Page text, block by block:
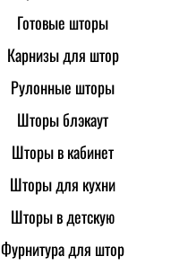
Готовые шторы
Карнизы для штор
Рулонные шторы
Шторы блэкаут
Шторы в кабинет
Шторы для кухни
Шторы в детскую
Фурнитура для штор